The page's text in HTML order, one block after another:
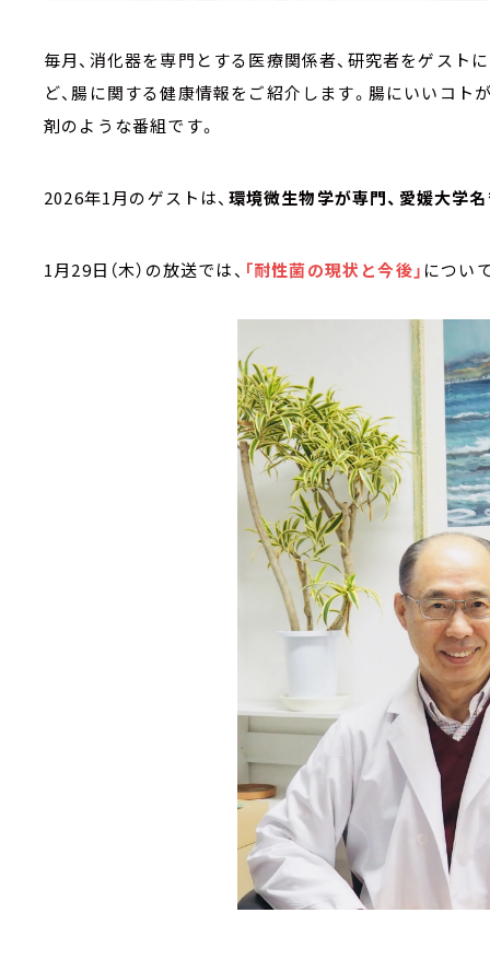
毎月、消化器を専門とする医療関係者、研究者をゲスト
ど、腸に関する健康情報をご紹介します。腸にいいコト
剤のような番組です。
2026年1月のゲストは、 環境微生物学が専門、愛媛大学
1月29日（木）の放送では、 「耐性菌の現状と今後」 につい